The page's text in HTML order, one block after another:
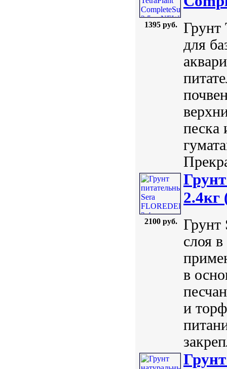
1395 руб.
Грунт
для
песка
2100 руб.
2.4кг
Грунт
слоя
в
и